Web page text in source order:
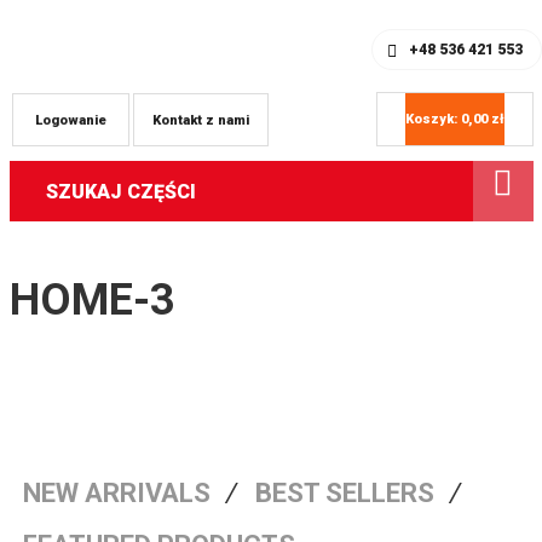
+48 536 421 553
Kontakt z nami
Logowanie Koszyk: 0,00 zł
SZUKAJ CZĘŚCI
HOME-3
NEW ARRIVALS
BEST SELLERS